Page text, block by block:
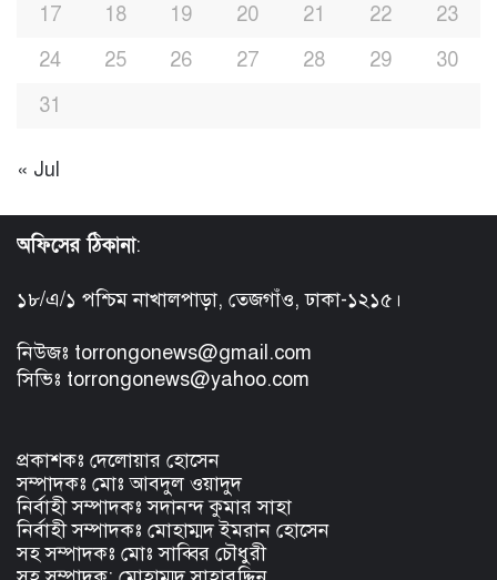
17
18 19 20 21 22
23
24
25 26 27 28 29
30
31
« Jul
অফিসের ঠিকানা:
১৮/এ/১ পশ্চিম নাখালপাড়া, তেজগাঁও, ঢাকা-১২১৫।
নিউজঃ torrongonews@gmail.com
সিভিঃ torrongonews@yahoo.com
প্রকাশকঃ দেলোয়ার হোসেন
সম্পাদকঃ মোঃ আবদুল ওয়াদুদ
নির্বাহী সম্পাদকঃ সদানন্দ কুমার সাহা
নির্বাহী সম্পাদকঃ মোহাম্মদ ইমরান হোসেন
সহ সম্পাদকঃ মোঃ সাব্বির চৌধুরী